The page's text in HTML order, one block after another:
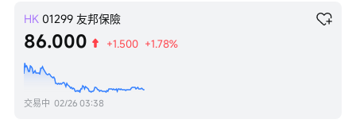
HK 01299 友邦保險
86.000 +1.500 +1.78%
交易中 02/26 03:38